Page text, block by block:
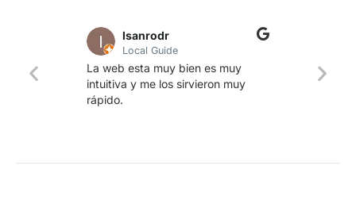
lsanrodr
Local Guide
La web esta muy bien es muy
intuitiva y me los sirvieron muy
rápido.